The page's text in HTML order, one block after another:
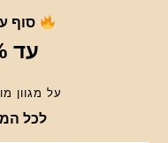
סוף
עד 50% הנחה
על מגוון
לכל